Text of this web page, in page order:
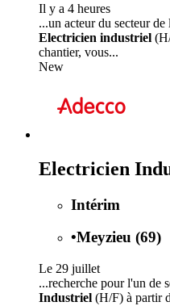
Il y a 4 heures
...un acteur du secteur
Electricien industriel
chantier, vous...
New
Electricien
Intérim
•Meyzieu (69)
Le 29 juillet
...recherche pour l'un de
Industriel (H/F) à partir